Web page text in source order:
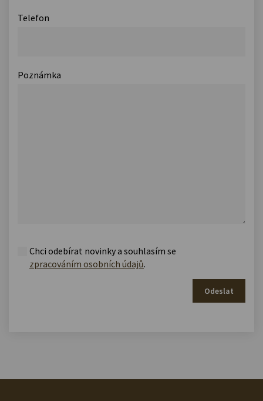
Telefon
Poznámka
Chci odebírat novinky a souhlasím se
zpracováním osobních údajů.
Odeslat